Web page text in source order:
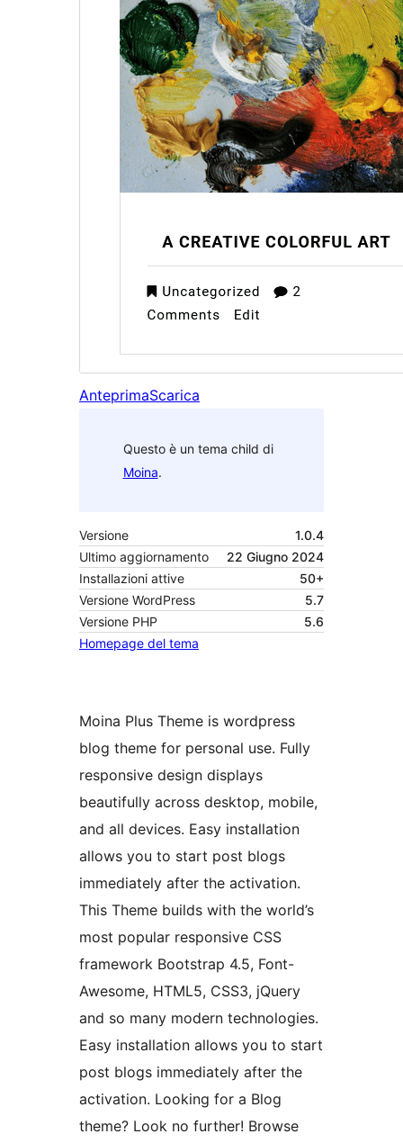
AnteprimaScarica
Questo è un tema child di
Moina.
Versione
1.0.4
Ultimo aggiornamento
22 Giugno 2024
Installazioni attive
50+
Versione WordPress
5.7
Versione PHP
5.6
Homepage del tema
Moina Plus Theme is wordpress
blog theme for personal use. Fully
responsive design displays
beautifully across desktop, mobile,
and all devices. Easy installation
allows you to start post blogs
immediately after the activation.
This Theme builds with the world’s
most popular responsive CSS
framework Bootstrap 4.5, Font-
Awesome, HTML5, CSS3, jQuery
and so many modern technologies.
Easy installation allows you to start
post blogs immediately after the
activation. Looking for a Blog
theme? Look no further! Browse